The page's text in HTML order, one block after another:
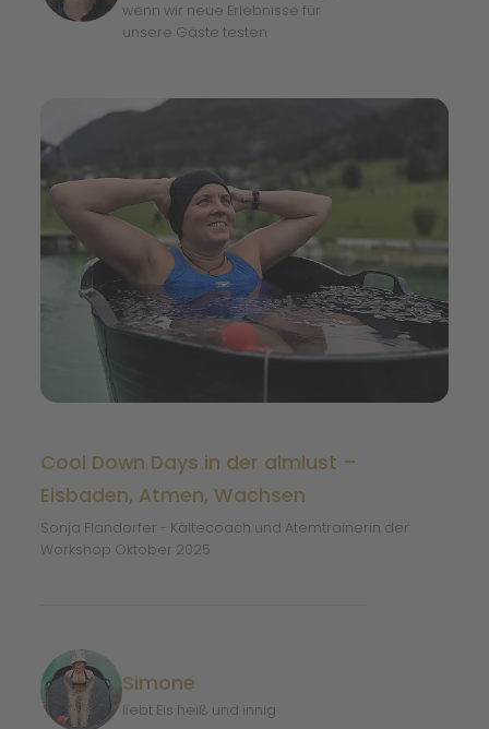
wenn wir neue Erlebnisse für
unsere Gäste testen
Cool Down Days in der almlust –
Eisbaden, Atmen, Wachsen
Sonja Flandorfer - Kältecoach und Atemtrainerin der
Workshop Oktober 2025
Simone
liebt Eis heiß und innig